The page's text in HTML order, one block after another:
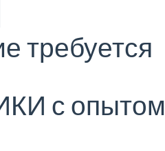
требуется
с опытом